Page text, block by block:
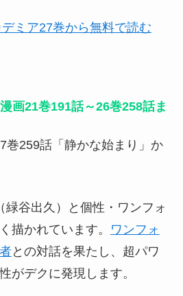
ミア27巻から無料で読む
画21巻191話～26巻258話ま
巻259話「静かな始まり」か
緑谷出久）と個性・ワンフォ
描かれています。
ワンフォ
との対話を果たし、超パワ
がデクに発現します。